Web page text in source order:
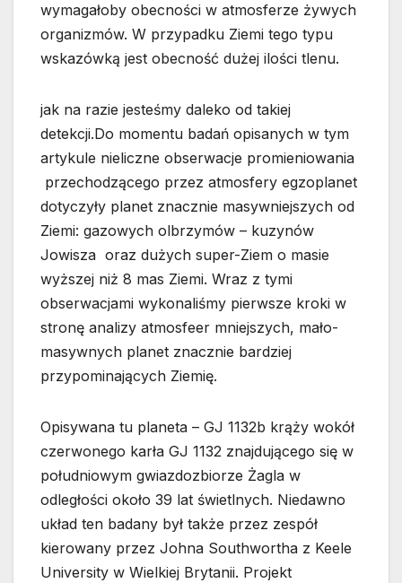
wymagałoby obecności w atmosferze żywych
organizmów. W przypadku Ziemi tego typu
wskazówką jest obecność dużej ilości tlenu.
jak na razie jesteśmy daleko od takiej
detekcji.Do momentu badań opisanych w tym
artykule nieliczne obserwacje promieniowania
przechodzącego przez atmosfery egzoplanet
dotyczyły planet znacznie masywniejszych od
Ziemi: gazowych olbrzymów – kuzynów
Jowisza oraz dużych super-Ziem o masie
wyższej niż 8 mas Ziemi. Wraz z tymi
obserwacjami wykonaliśmy pierwsze kroki w
stronę analizy atmosfeer mniejszych, mało-
masywnych planet znacznie bardziej
przypominających Ziemię.
Opisywana tu planeta – GJ 1132b krąży wokół
czerwonego karła GJ 1132 znajdującego się w
południowym gwiazdozbiorze Żagla w
odległości około 39 lat świetlnych. Niedawno
układ ten badany był także przez zespół
kierowany przez Johna Southwortha z Keele
University w Wielkiej Brytanii. Projekt